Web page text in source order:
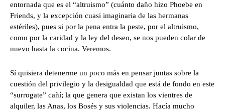
entornada que es el “altruismo” (cuánto daño hizo Phoebe en
Friends, y la excepción cuasi imaginaria de las hermanas
estériles), pues si por la pena entra la peste, por el altruismo,
como por la caridad y la ley del deseo, se nos pueden colar de
nuevo hasta la cocina. Veremos.
Sí quisiera detenerme un poco más en pensar juntas sobre la
cuestión del privilegio y la desigualdad que está de fondo en este
“surrogate” cañí; la que genera que existan los vientres de
alquiler, las Anas, los Bosés y sus violencias. Hacía mucho